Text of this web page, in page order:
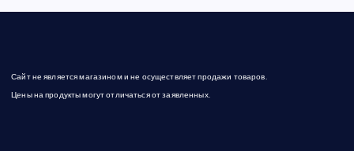
Сайт не является магазином и не осуществляет продажи товаров.
Цены на продукты могут отличаться от заявленных.